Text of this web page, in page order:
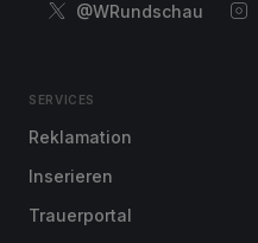
@WRundschau
SERVICES
Reklamation
Inserieren
Trauerportal